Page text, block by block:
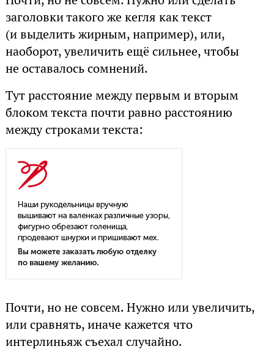
заголовки такого же кегля как текст
(и выделить жирным, например), или,
наоборот, увеличить ещё сильнее, чтобы
не оставалось сомнений.
Тут расстояние между первым и вторым
блоком текста почти равно расстоянию
между строками текста:
Почти, но не совсем. Нужно или увеличить,
или сравнять, иначе кажется что
интерлиньяж съехал случайно.